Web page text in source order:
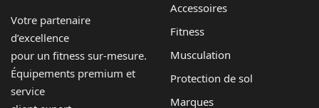
Votre partenaire
d’excellence
pour un fitness sur-mesure.
Équipements premium et
service
Accessoires
Fitness
Musculation
Protection de sol
Marques